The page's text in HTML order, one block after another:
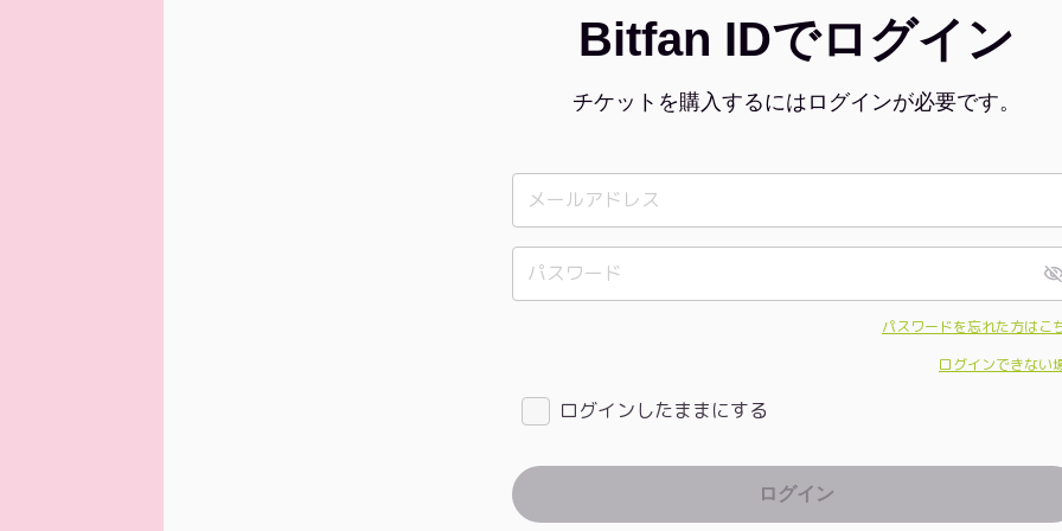
Bitfan IDでログイン
チケットを購入するにはログインが必要です。
パスワードを忘れた方はこ
ログインできない
ログインしたままにする